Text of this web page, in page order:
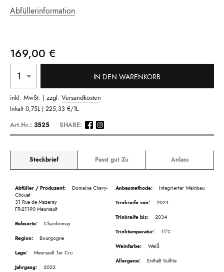
Abfüllerinformation
169,00 €
IN DEN WARENKORB
inkl. MwSt. | zzgl. Versandkosten
Inhalt 0,75L | 225,33 €/1L
Art.Nr.: 3525 SHARE:
Steckbrief Passt gut Zu Anlass
Beschreibung
Chouet
31 Rue de Mazeray
FR-21190 Meursault
Chardonnay
Bourgogne
Meursault 1er Cru
2022
Integrierter Weinbau
2024
2034
11°C
Weiß
Enthält Sulfite